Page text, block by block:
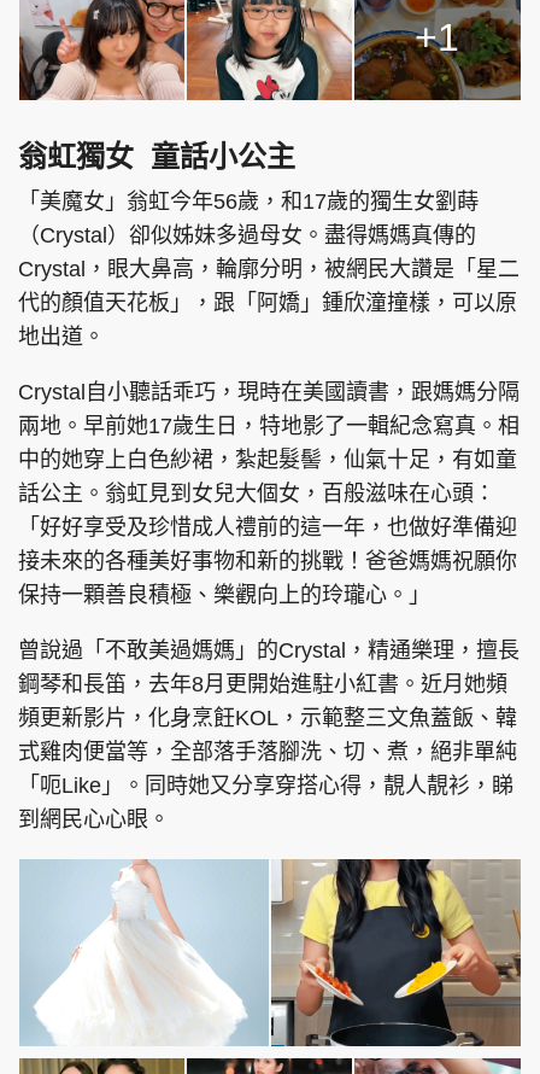
+1
翁虹獨女 童話小公主
「美魔女」翁虹今年56歲，和17歲的獨生女劉蒔
（Crystal）卻似姊妹多過母女。盡得媽媽真傳的
Crystal，眼大鼻高，輪廓分明，被網民大讚是「星二
代的顏值天花板」，跟「阿嬌」鍾欣潼撞樣，可以原
地出道。
Crystal自小聽話乖巧，現時在美國讀書，跟媽媽分隔
兩地。早前她17歲生日，特地影了一輯紀念寫真。相
中的她穿上白色紗裙，紮起髮髻，仙氣十足，有如童
話公主。翁虹見到女兒大個女，百般滋味在心頭：
「好好享受及珍惜成人禮前的這一年，也做好準備迎
接未來的各種美好事物和新的挑戰！爸爸媽媽祝願你
保持一顆善良積極、樂觀向上的玲瓏心。」
曾說過「不敢美過媽媽」的Crystal，精通樂理，擅長
鋼琴和長笛，去年8月更開始進駐小紅書。近月她頻
頻更新影片，化身烹飪KOL，示範整三文魚蓋飯、韓
式雞肉便當等，全部落手落腳洗、切、煮，絕非單純
「呃Like」。同時她又分享穿搭心得，靚人靚衫，睇
到網民心心眼。